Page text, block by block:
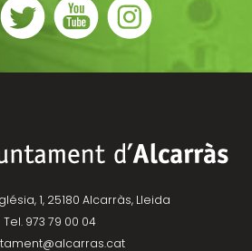
1, 25180 Alcarràs, Lleida
Tel. 973 79 00 04